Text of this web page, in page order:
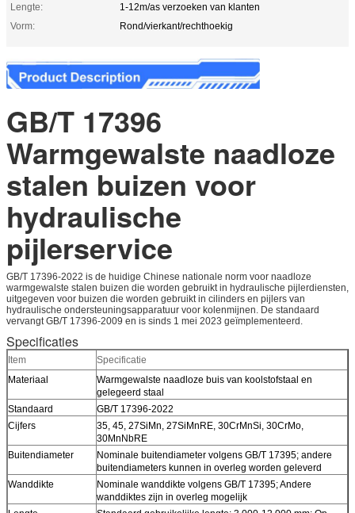
Lengte:
1-12m/as verzoeken van klanten
Vorm:
Rond/vierkant/rechthoekig
GB/T 17396
Warmgewalste naadloze
stalen buizen voor
hydraulische
pijlerservice
GB/T 17396-2022 is de huidige Chinese nationale norm voor naadloze
warmgewalste stalen buizen die worden gebruikt in hydraulische pijlerdiensten,
uitgegeven voor buizen die worden gebruikt in cilinders en pijlers van
hydraulische ondersteuningsapparatuur voor kolenmijnen. De standaard
vervangt GB/T 17396-2009 en is sinds 1 mei 2023 geïmplementeerd.
Specificaties
Item
Specificatie
Materiaal
Warmgewalste naadloze buis van koolstofstaal en
gelegeerd staal
Standaard
GB/T 17396-2022
Cijfers
35, 45, 27SiMn, 27SiMnRE, 30CrMnSi, 30CrMo,
30MnNbRE
Buitendiameter
Nominale buitendiameter volgens GB/T 17395; andere
buitendiameters kunnen in overleg worden geleverd
Wanddikte
Nominale wanddikte volgens GB/T 17395; Andere
wanddiktes zijn in overleg mogelijk